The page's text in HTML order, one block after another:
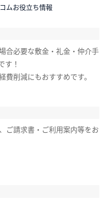
ムお役立ち情報
合必要な敷金・礼金・仲介手
す！
費削減にもおすすめです。
ご請求書・ご利用案内等をお